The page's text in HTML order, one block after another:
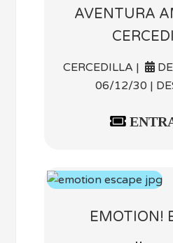
AVENTURA
CERCEDILLA |
06/12/30 |
EMOTION!